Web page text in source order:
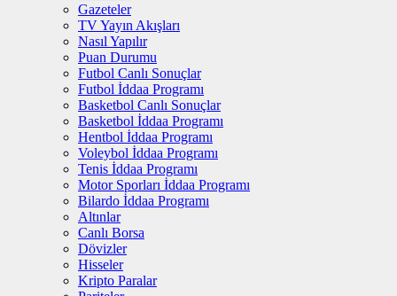
Gazeteler
TV Yayın Akışları
Nasıl Yapılır
Puan Durumu
Futbol Canlı Sonuçlar
Futbol İddaa Programı
Basketbol Canlı Sonuçlar
Basketbol İddaa Programı
Hentbol İddaa Programı
Voleybol İddaa Programı
Tenis İddaa Programı
Motor Sporları İddaa Programı
Bilardo İddaa Programı
Altınlar
Canlı Borsa
Dövizler
Hisseler
Kripto Paralar